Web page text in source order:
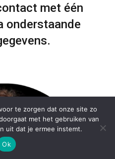
met één
onderstaande
te zorgen dat onze site zo
met het gebruiken van
uit dat je ermee instemt.
Ok